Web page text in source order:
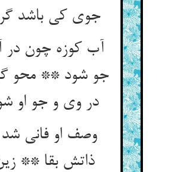
جوی کی باشد
آب کوزه چون در
جو شود ** محو
در وی و جو او
وصف او فانی شد
ذاتش بقا **